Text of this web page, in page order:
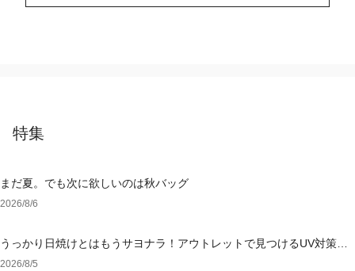
特集
まだ夏。でも次に欲しいのは秋バッグ
2026/8/6
うっかり日焼けとはもうサヨナラ！アウトレットで見つけるUV対策ウ
ェア
2026/8/5